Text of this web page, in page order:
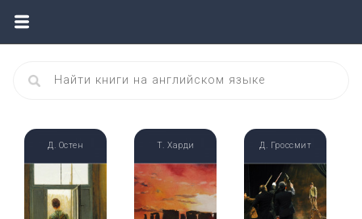
Д. Остен Т. Харди Д. Гроссмит